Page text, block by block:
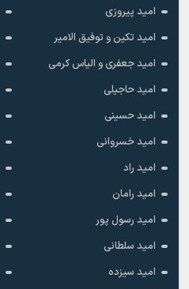
امید پیروزی
امید تکین و توفیق الامیر
امید جعفری و الیاس کرمی
امید حاجیلی
امید حسینی
امید خسروانی
امید راد
امید رامان
امید رسول پور
امید سلطانی
امید سیزده